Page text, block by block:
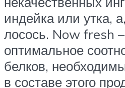
индейка или утка,
лосось. Now fresh
оптимальное
белков,
в составе этого